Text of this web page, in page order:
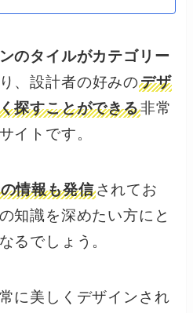
のタイルがカテゴリー
、設計者の好みのデザ
探すことができる非常
イトです。
情報も発信されてお
知識を深めたい方にと
るでしょう。
に美しくデザインされ